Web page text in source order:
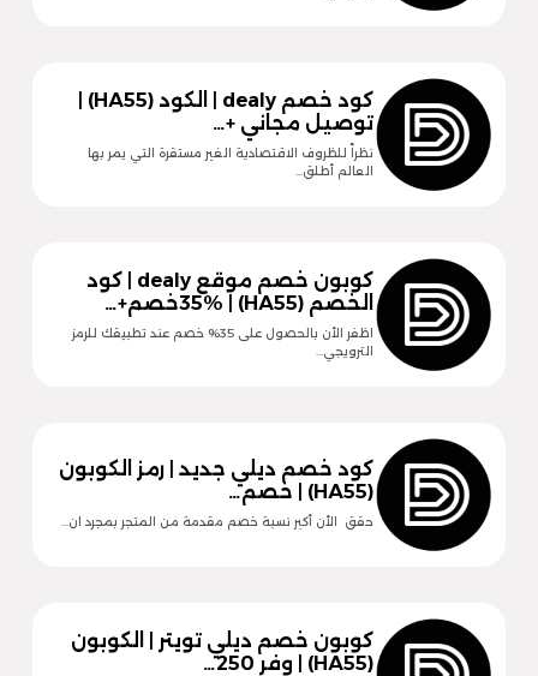
كود خصم dealy | الكود (HA55) |
توصيل مجاني +…
نظراً للظروف الاقتصادية الغير مستقرة التي يمر بها
العالم أطلق…
كوبون خصم موقع dealy | كود
الخصم (HA55) | 35%خصم+…
اظفر الأن بالحصول على 35% خصم عند تطبيقك للرمز
الترويجي…
كود خصم ديلي جديد | رمز الكوبون
(HA55) | خصم…
حقق الأن أكبر نسبة خصم مقدمة من المتجر بمجرد ان…
كوبون خصم ديلي تويتر | الكوبون
(HA55) | وفر 250…